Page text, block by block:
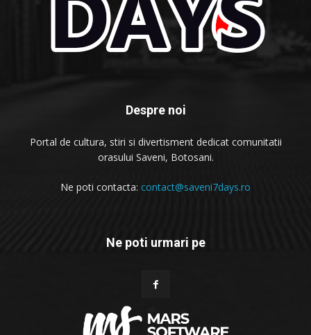
Despre noi
Portal de cultura, stiri si divertisment dedicat comunitatii
orasului Saveni, Botosani.
Ne poti contacta: contact@saveni7days.ro
Ne poti urmari pe